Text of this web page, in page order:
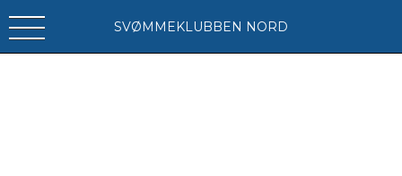
SVØMMEKLUBBEN NORD